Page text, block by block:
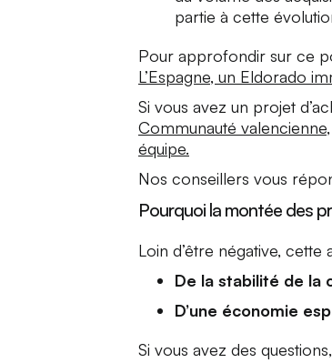
partie à cette
Pour approfondir sur ce
L’Espagne, un Eldorado
Si vous avez un projet
Communauté valencienne
équipe.
Nos conseillers vous
Pourquoi la montée des
Loin d’être négative, cette
De la stabilité de la
D’une économie
Si vous avez des questions,